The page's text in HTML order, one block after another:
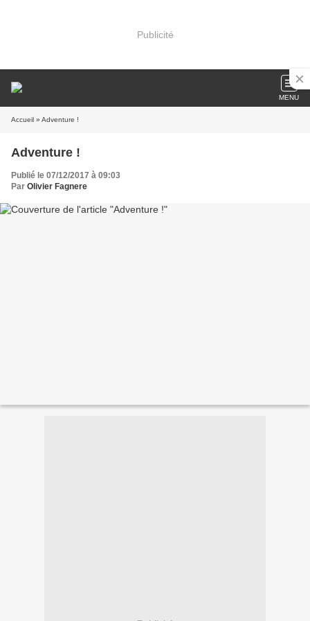
Publicité
MENU
Accueil » Adventure !
Adventure !
Publié le 07/12/2017 à 09:03
Par Olivier Fagnere